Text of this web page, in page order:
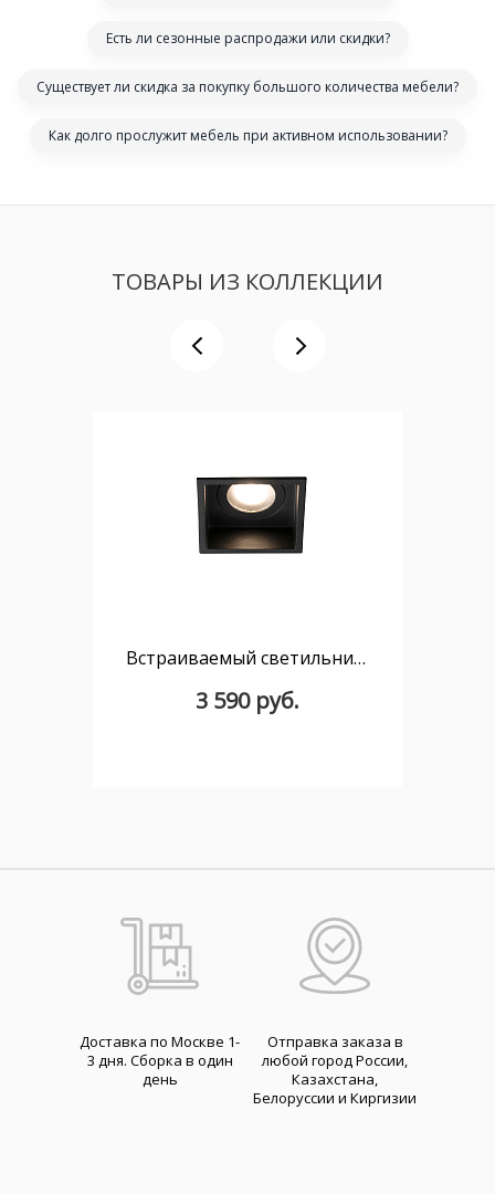
Есть ли сезонные распродажи или скидки?
Существует ли скидка за покупку большого количества мебели?
Как долго прослужит мебель при активном использовании?
ТОВАРЫ ИЗ КОЛЛЕКЦИИ
Встраиваемый светильник квадратный Hyde черный GU10 IP44
3 590 руб.
Доставка по Москве 1-
3 дня. Cборка в один
день
Отправка заказа в
любой город России,
Казахстана,
Белоруссии и Киргизии